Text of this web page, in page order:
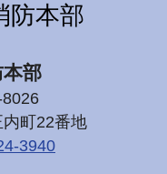
防本部
部
町22番地
3940